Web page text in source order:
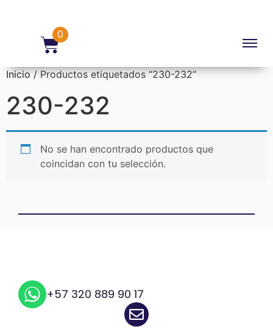
0
Inicio/ Productos etiquetados “230-232”
230-232
No se han encontrado productos que
coincidan con tu selección.
+57 320 889 90 17